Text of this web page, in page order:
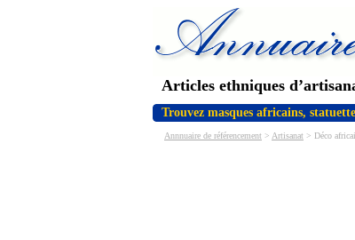
Articles ethniques
Trouvez masques africains,
Annnuaire de référencement > Artisanat > Déco